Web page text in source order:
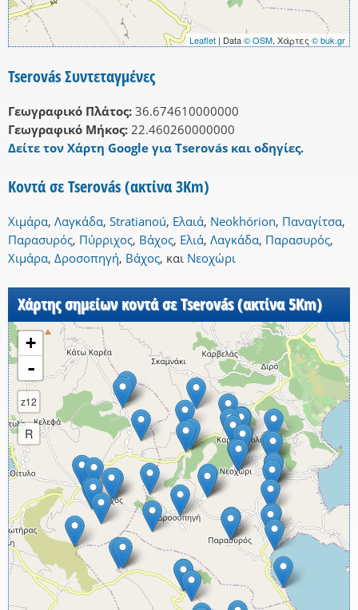
Leaflet | Data© OSM, Χάρτες © buk.gr
Tserovás Συντεταγμένες
Γεωγραφικό Πλάτος: 36.674610000000
Γεωγραφικό Μήκος: 22.460260000000
Δείτε τον Χάρτη Google για Tserovás και οδηγίες.
Κοντά σε Tserovás (ακτίνα 3Km)
Χιμάρα, Λαγκάδα, Stratianoú, Ελαιά, Neokhórion, Παναγίτσα,
Παρασυρός, Πύρριχος, Βάχος, Ελιά, Λαγκάδα, Παρασυρός,
Χιμάρα, Δροσοπηγή, Βάχος, και Νεοχώρι
Χάρτης σημείων κοντά σε Tserovás (ακτίνα 5Km)
+
-
z12
R